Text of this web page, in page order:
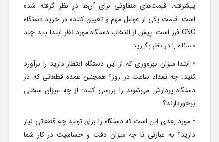
پیشرفته، قیمت‌های متفاوتی برای آن‌ها در نظر گرفته شده
است. قیمت یکی از عوامل مهم و تعیین کننده در خرید دستگاه
CNC فرز است. پیش از انتخاب دستگاه مورد نظر ابتدا باید چند
مسئله را در نظر بگیرید:
• ابتدا میزان بهره‌وری که از این دستگاه انتظار دارید را برآورد
کنید: چه تعداد ساعت در روز؟ همچنین عمده قطعاتی که در
دستگاه پردازش می‌شوند را بررسی کنید: از چه میزان سختی
برخوردارند؟
• مورد بعدی این است که دستگاه را برای تولید چه قطعاتی نیاز
دارید؟ به عبارتی تا چه میزان دقت و حساسیت در کار شما